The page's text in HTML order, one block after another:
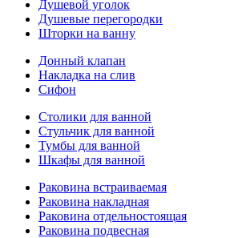
Душевой уголок
Душевые перегородки
Шторки на ванну
Донный клапан
Накладка на слив
Сифон
Столики для ванной
Стульчик для ванной
Тумбы для ванной
Шкафы для ванной
Раковина встраиваемая
Раковина накладная
Раковина отдельностоящая
Раковина подвесная